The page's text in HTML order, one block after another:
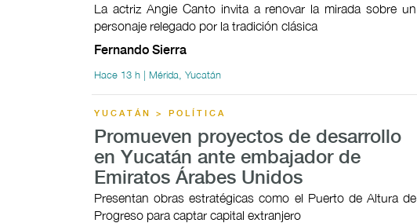
La actriz Angie Canto invita a renovar la mirada sobre un
personaje relegado por la tradición clásica
Fernando Sierra
Hace 13 h | Mérida, Yucatán
YUCATÁN > POLÍTICA
Promueven proyectos de desarrollo
en Yucatán ante embajador de
Emiratos Árabes Unidos
Presentan obras estratégicas como el Puerto de Altura de
Progreso para captar capital extranjero